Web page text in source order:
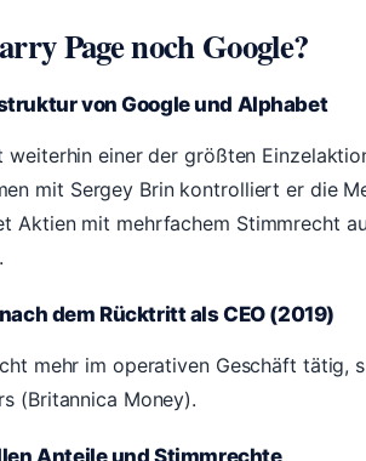
Page noch Google?
von Google und Alphabet
weiterhin einer der größten
mit Sergey Brin kontrolliert er die
Aktien mit mehrfachem Stimmrecht
dem Rücktritt als CEO (2019)
mehr im operativen Geschäft tätig,
(Britannica Money).
Anteile und Stimmrechte